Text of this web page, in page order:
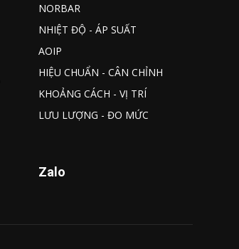
NORBAR
NHIỆT ĐỘ - ÁP SUẤT
AOIP
HIỆU CHUẨN - CÂN CHỈNH
KHOẢNG CÁCH - VỊ TRÍ
LƯU LƯỢNG - ĐO MỨC
Zalo